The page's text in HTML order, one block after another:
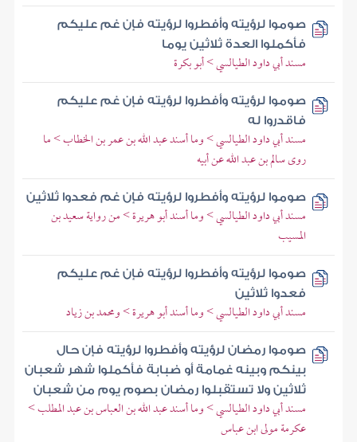
صوموا لرؤيته وأفطروا لرؤيته فإن غم عليكم
فأكملوا العدة ثلاثين يوما
مسند أبي داود الطيالسي > أبو بكرة
صوموا لرؤيته وأفطروا لرؤيته فإن غم عليكم
فاقدروا له
مسند أبي داود الطيالسي > وما أسند عبد الله بن عمر بن الخطاب > ما
روى سالم بن عبد الله عن أبيه
صوموا لرؤيته وأفطروا لرؤيته فإن غم فعدوا ثلاثين
مسند أبي داود الطيالسي > وما أسند أبو هريرة > من رواية سعيد بن
المسيب
صوموا لرؤيته وأفطروا لرؤيته فإن غم عليكم
فعدوا ثلاثين
مسند أبي داود الطيالسي > وما أسند أبو هريرة > ومحمد بن زياد
صوموا رمضان لرؤيته وأفطروا لرؤيته فإن حال
بينكم وبينه غمامة أو ضبابة فأكملوا شهر شعبان
ثلاثين ولا تستقبلوا رمضان بصوم يوم من شعبان
مسند أبي داود الطيالسي > وما أسند عبد الله بن العباس بن عبد المطلب >
عكرمة مولى ابن عباس